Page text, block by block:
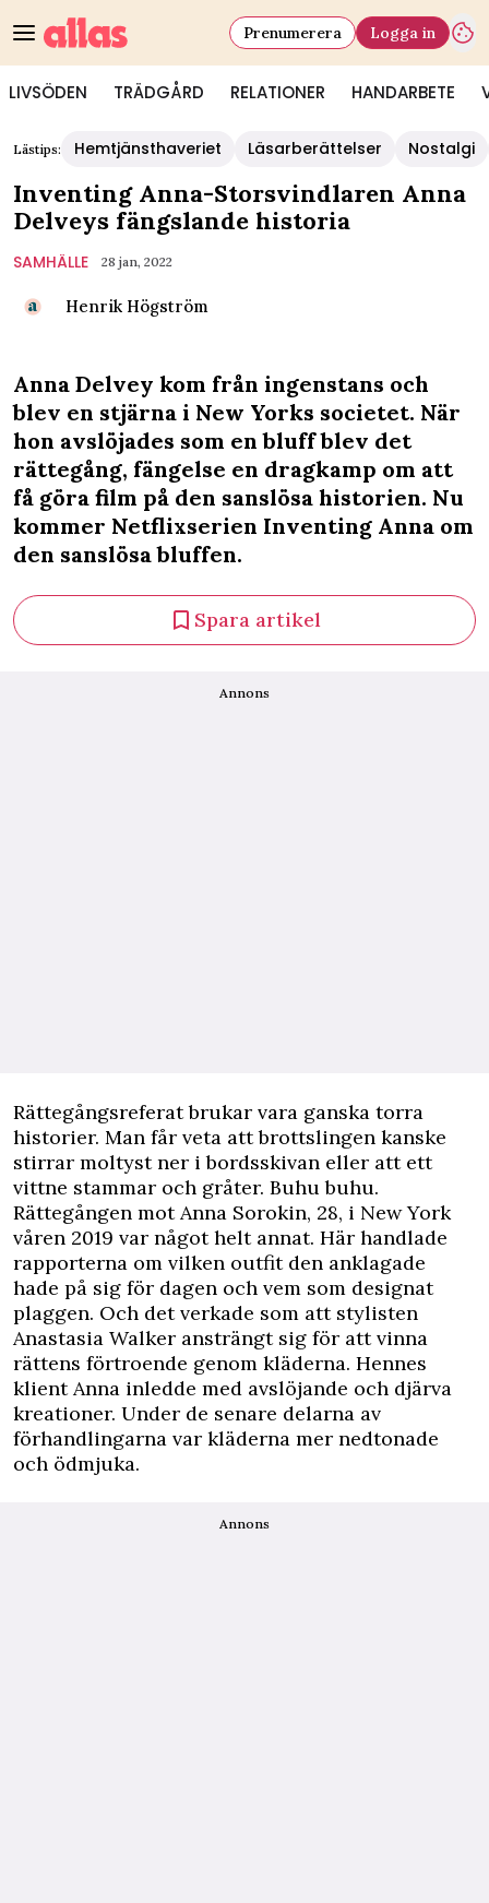
LIVSÖDEN TRÄDGÅRD RELATIONER HANDARBETE
Prenumerera Logga in
Lästips: Hemtjänsthaveriet Läsarberättelser Nostalgi
Inventing Anna-Storsvindlaren Anna
Delveys fängslande historia
SAMHÄLLE 28 jan, 2022
Henrik Högström
Anna Delvey kom från ingenstans och
blev en stjärna i New Yorks societet. När
hon avslöjades som en bluff blev det
rättegång, fängelse en dragkamp om att
få göra film på den sanslösa historien. Nu
kommer Netflixserien Inventing Anna om
den sanslösa bluffen.
Spara artikel
Annons
Rättegångsreferat brukar vara ganska torra
historier. Man får veta att brottslingen kanske
stirrar moltyst ner i bordsskivan eller att ett
vittne stammar och gråter. Buhu buhu.
Rättegången mot Anna Sorokin, 28, i New York
våren 2019 var något helt annat. Här handlade
rapporterna om vilken outfit den anklagade
hade på sig för dagen och vem som designat
plaggen. Och det verkade som att stylisten
Anastasia Walker ansträngt sig för att vinna
rättens förtroende genom kläderna. Hennes
klient Anna inledde med avslöjande och djärva
kreationer. Under de senare delarna av
förhandlingarna var kläderna mer nedtonade
och ödmjuka.
Annons